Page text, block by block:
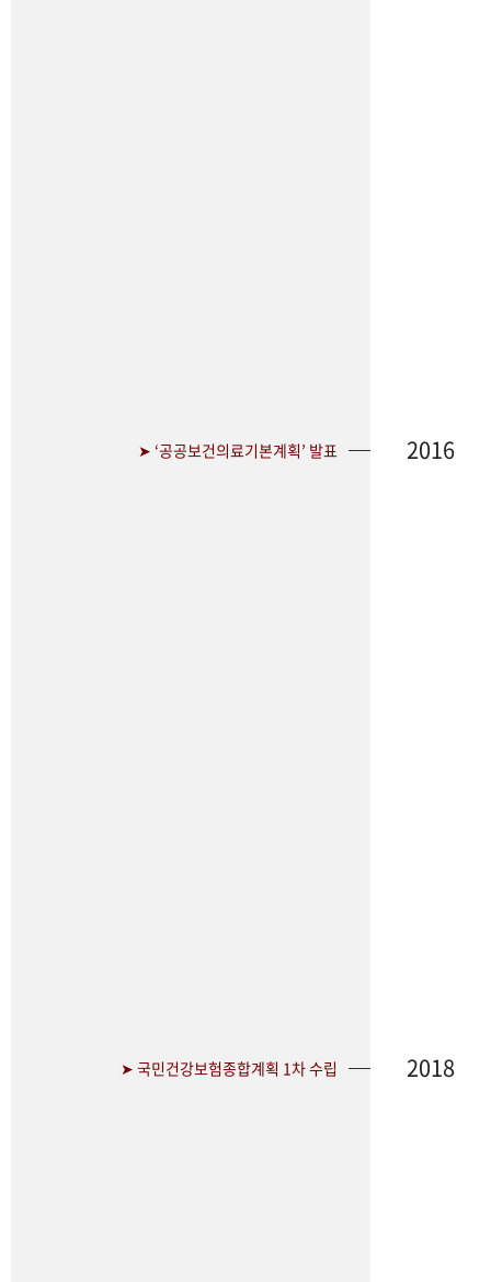
➤ ‘공공보건의료기본계획’ 발표 2016
➤ 국민건강보험종합계획 1차 수립 2018